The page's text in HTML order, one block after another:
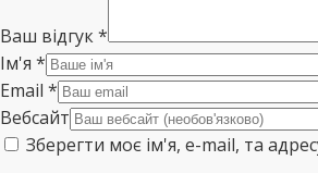
Ваш відгук*
Ім'я *
Email *
Вебсайт
Зберегти моє ім'я, e-mail, та